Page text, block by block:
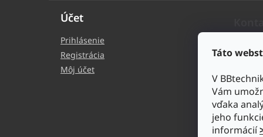
Táto
V
Vám
vďaka
jeho
informácií
Účet
Prihlásenie
Registrácia
Môj účet